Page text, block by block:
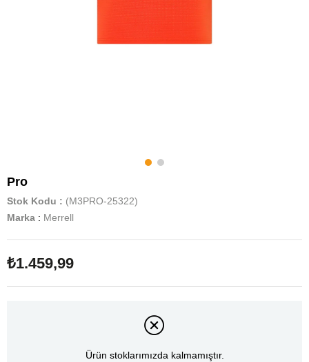
Pro
Stok Kodu
(M3PRO-25322)
Marka : Merrell
₺1.459,99
Ürün stoklarımızda kalmamıştır.